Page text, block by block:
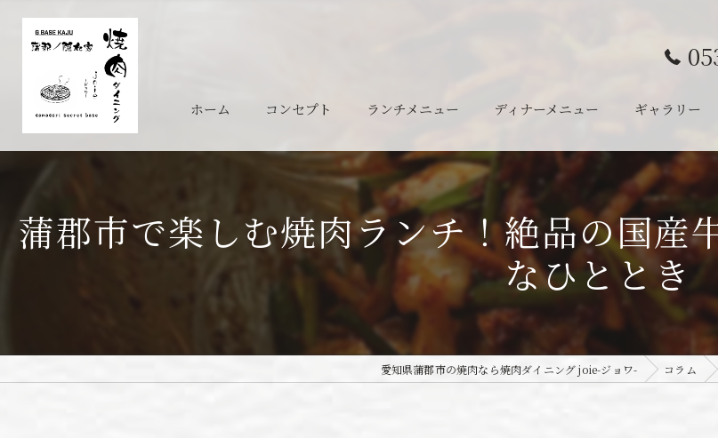
ホーム コンセプト ランチメニュー ディナーメニュー ギャラリー
蒲郡市で楽しむ焼肉ランチ！絶品の国産
なひととき
愛知県蒲郡市の焼肉なら焼肉ダイニング joie-ジョワ- コラム